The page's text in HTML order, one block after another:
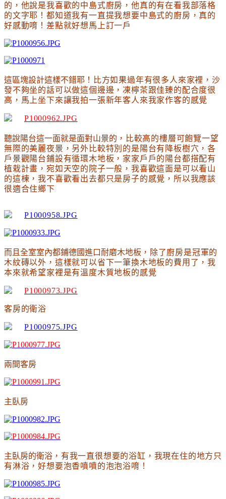
的 ，他說是我喜歡的中島式廚房 ，他真的有在看我部落格
的文字耶 ！都知道我有一直提我想要中島式的廚房 ，真的
好感動唷 ！差點就好想馬上訂一戶
這區塊設計這樣不錯耶 ！比方如果過年有很多人來家裡，沙
發不夠坐的話可以做這個邊邊 ，凍檸茶跟佳臻的配合度很
高 ，馬上坐下來讓我拍一張新年客人來我家作客的感覺
聽說陽台這一面就是面對山景的 ，比較高的樓層可飽覽一望
無際的美麗夜景 ，另外比較特別的是陽台有降板樹穴 ，各
戶景觀陽台鋪設有循環木地板 ，家家戶戶的陽台都搭配有
植栽計畫 ，宛如天空的院子一般 ，我喜歡這面是可以看山
的這棟 ，我不喜歡看出去都只是房子的感覺 ，所以我應該
很適合住鄉下
而且全室室內都鋪德國進口耐磨木地板 ，除了廚房是冠軍的
木紋磚以外 ，這樣就可以省下一筆換木地板的費用了 ，我
本來就希望家裡是有溫度木質地板的感覺
客房的衛浴
兩間客房
主臥房
主臥房的衛浴 ，有我一直很想要的浴缸 ，我現在住的地方只
有淋浴 ，好想要泡香噴噴的泡泡浴唷 ！